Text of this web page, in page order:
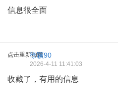
信息很全面
点击重新加载
徐颖90
2026-4-11 11:41:03
收藏了，有用的信息